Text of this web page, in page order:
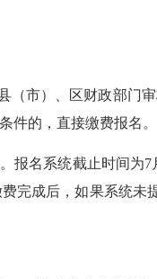
（市）、区财政部门
件的，直接缴费报名。
报名系统截止时间为7
完成后，如果系统未